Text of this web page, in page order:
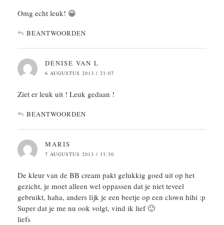
Omg echt leuk! 😀
BEANTWOORDEN
DENISE VAN L
6 AUGUSTUS 2013 / 21:07
Ziet er leuk uit ! Leuk gedaan !
BEANTWOORDEN
MARIS
7 AUGUSTUS 2013 / 11:30
De kleur van de BB cream pakt gelukkig goed uit op het
gezicht, je moet alleen wel oppassen dat je niet teveel
gebruikt, haha, anders lijk je een beetje op een clown hihi :p
Super dat je me nu ook volgt, vind ik lief 🙂
liefs